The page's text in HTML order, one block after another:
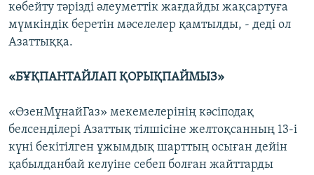
көбейту тәрізді әлеуметтік жағдайды жақсартуға
мүмкіндік беретін мәселелер қамтылды, - деді ол
Азаттыққа.
«БҰҚПАНТАЙЛАП ҚОРЫҚПАЙМЫЗ»
«ӨзенМұнайГаз» мекемелерінің кәсіподақ
белсенділері Азаттық тілшісіне желтоқсанның 13-і
күні бекітілген ұжымдық шарттың осыған дейін
қабылданбай келуіне себеп болған жайттарды